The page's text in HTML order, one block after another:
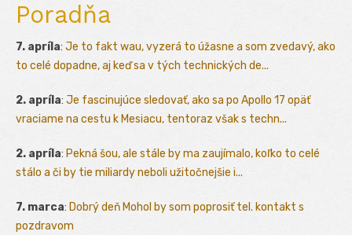
Poradňa
7. apríla: Je to fakt wau, vyzerá to úžasne a som zvedavý, ako
to celé dopadne, aj keď sa v tých technických de...
2. apríla: Je fascinujúce sledovať, ako sa po Apollo 17 opäť
vraciame na cestu k Mesiacu, tentoraz však s techn...
2. apríla: Pekná šou, ale stále by ma zaujímalo, koľko to celé
stálo a či by tie miliardy neboli užitočnejšie i...
7. marca: Dobrý deň Mohol by som poprosiť tel. kontakt s
pozdravom